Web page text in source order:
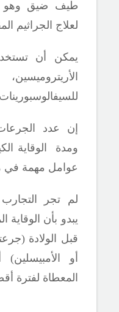
طيف ضيق وهو
لعلاج الجراثيم
يمكن أن تستخدم
إن عدد
ومدة الوقاية
عوامل مهمة في
لم تجر
قبل الولادة
أو الأمبيسلين)
المعطاة لفترة